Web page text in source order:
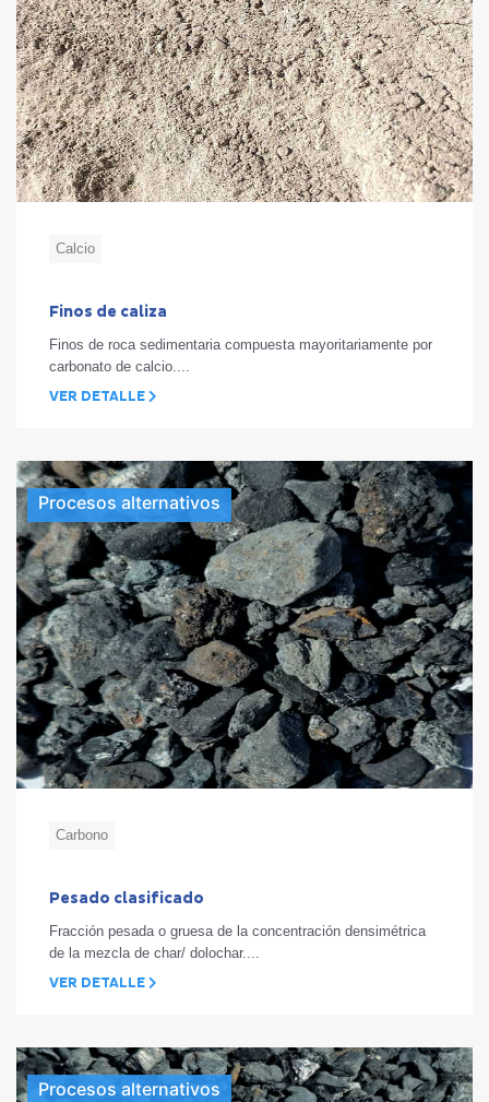
Calcio
Finos de caliza
Finos de roca sedimentaria compuesta mayoritariamente por
carbonato de calcio....
VER DETALLE
Procesos alternativos
Carbono
Pesado clasificado
Fracción pesada o gruesa de la concentración densimétrica
de la mezcla de char/ dolochar....
VER DETALLE
Procesos alternativos